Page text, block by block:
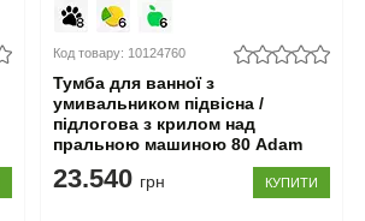
Код товару: 10124760
Тумба для ванної з
умивальником підвісна /
підлогова з крилом над
пральною машиною 80 Adam
140 R MoonShine Мойдодир
23.540 грн КУПИТИ